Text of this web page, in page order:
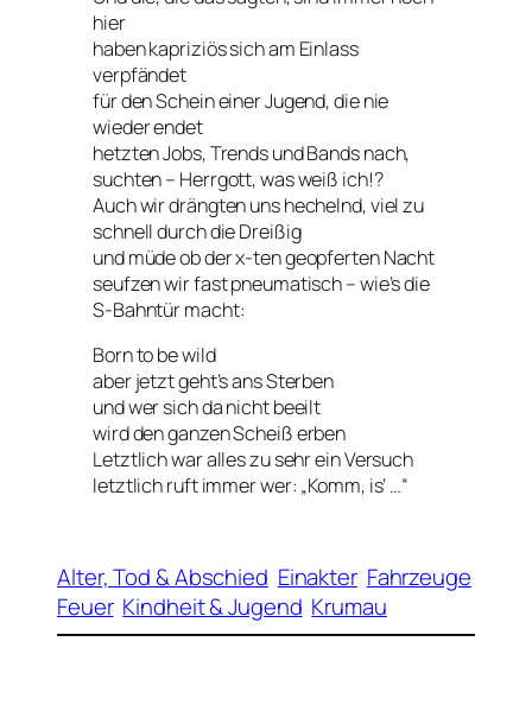
hier
haben kapriziös sich am Einlass
verpfändet
für den Schein einer Jugend, die nie
wieder endet
hetzten Jobs, Trends und Bands nach,
suchten – Herrgott, was weiß ich!?
Auch wir drängten uns hechelnd, viel zu
schnell durch die Dreißig
und müde ob der x-ten geopferten Nacht
seufzen wir fast pneumatisch – wie’s die
S-Bahntür macht:
Born to be wild
aber jetzt geht’s ans Sterben
und wer sich da nicht beeilt
wird den ganzen Scheiß erben
Letztlich war alles zu sehr ein Versuch
letztlich ruft immer wer: „Komm, is‘ …“
Alter, Tod & Abschied Einakter Fahrzeuge
Feuer Kindheit & Jugend Krumau